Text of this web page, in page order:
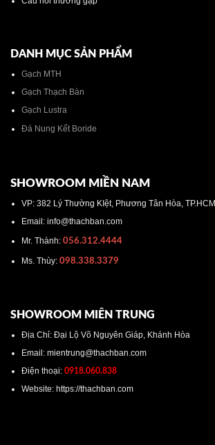
DANH MỤC SẢN PHẨM
Gạch MTH
Gạch Thạch Bàn
Gạch Lustra
Đá Nung Kết Boride
SHOWROOM MIỀN NAM
VP: 382 Lý Thường KIệt, Phương Tân Hòa, TP.HCM
Email: info@thachban.com
Mr. Thành:056.312.4444
Ms. Thùy: 098.338.3379
SHOWROOM MIÊN TRUNG
Địa Chỉ: Đại Lộ Võ Nguyên Giáp, Khánh Hòa
Email: mientrung@thachban.com
Điện thoại: 0918.060.838
Website: https://thachban.com